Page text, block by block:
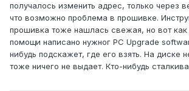
получалось изменить адрес, только через
что возможно проблема в прошивке.
прошивка тоже нашлась свежая, но вот как
помощи написано нужног PC Upgrade
нибудь подскажет, где его взять. На диске
тоже ничего не выдает. Кто-нибудь